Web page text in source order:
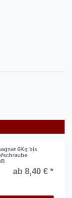
6Kg bis
ab 8,40 € *